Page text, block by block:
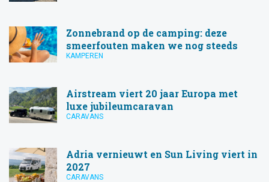
Zonnebrand op de camping: deze
smeerfouten maken we nog steeds
KAMPEREN
Airstream viert 20 jaar Europa met
luxe jubileumcaravan
CARAVANS
Adria vernieuwt en Sun Living viert in
2027
CARAVANS